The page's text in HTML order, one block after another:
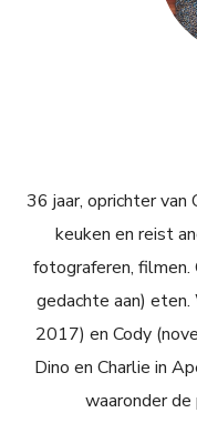
36 jaar, oprichter
keuken en reist
fotograferen,
gedachte aan)
2017) en Cody
Dino en Charlie in
waaronder